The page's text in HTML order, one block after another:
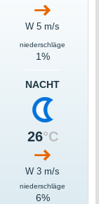
W 5 m/s
niederschläge
1%
NACHT
26°C
W 3 m/s
niederschläge
6%